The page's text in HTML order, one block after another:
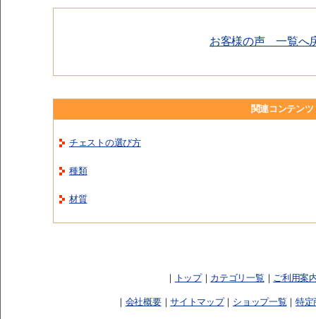
お客様の声 一覧へ
関連コンテンツ
チェストの選び方
種類
材質
｜ トップ｜ カテゴリ一覧 ｜ ご利用案
｜ 会社概要｜サイトマップ｜ ショップ一覧 ｜特定